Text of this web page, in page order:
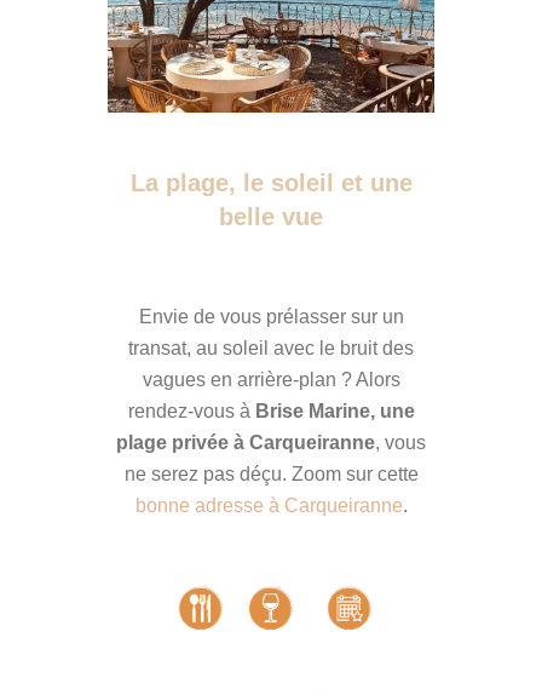
La plage, le soleil et une
belle vue
Envie de vous prélasser sur un
transat, au soleil avec le bruit des
vagues en arrière-plan ? Alors
rendez-vous à Brise Marine, une
plage privée à Carqueiranne, vous
ne serez pas déçu. Zoom sur cette
bonne adresse à Carqueiranne.